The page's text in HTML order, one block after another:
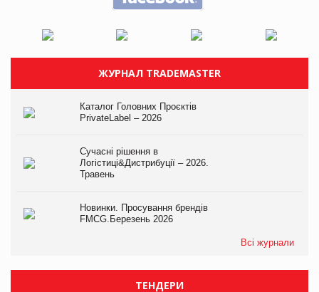
ЖУРНАЛ TRADEMASTER
Каталог Головних Проєктів
PrivateLabel – 2026
Сучасні рішення в
Логістиці&Дистрибуції – 2026.
Травень
Новинки. Просування брендів
FMCG.Березень 2026
Всі журнали
ТЕНДЕРИ